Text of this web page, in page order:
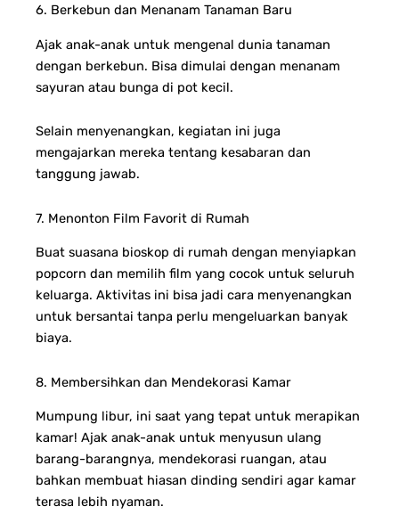
6. Berkebun dan Menanam Tanaman Baru
Ajak anak-anak untuk mengenal dunia tanaman
dengan berkebun. Bisa dimulai dengan menanam
sayuran atau bunga di pot kecil.
Selain menyenangkan, kegiatan ini juga
mengajarkan mereka tentang kesabaran dan
tanggung jawab.
7. Menonton Film Favorit di Rumah
Buat suasana bioskop di rumah dengan menyiapkan
popcorn dan memilih film yang cocok untuk seluruh
keluarga. Aktivitas ini bisa jadi cara menyenangkan
untuk bersantai tanpa perlu mengeluarkan banyak
biaya.
8. Membersihkan dan Mendekorasi Kamar
Mumpung libur, ini saat yang tepat untuk merapikan
kamar! Ajak anak-anak untuk menyusun ulang
barang-barangnya, mendekorasi ruangan, atau
bahkan membuat hiasan dinding sendiri agar kamar
terasa lebih nyaman.